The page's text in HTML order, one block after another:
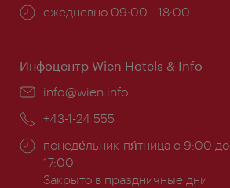
Часы
ежедневно 09:00 - 18:00
Инфоцентр Wien Hotels & Info
Эл.
info@wien.info
Телефон:
+43-1-24 555
Часы
работы:
понеде́льник-пя́тница с 9:00 до
17:00
Закрыто в праздничные дни